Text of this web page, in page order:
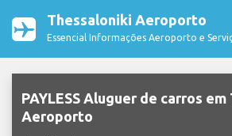
Thessaloniki Aeroporto
Essencial Informações Aeroporto e
PAYLESS Aluguer de carros
Aeroporto